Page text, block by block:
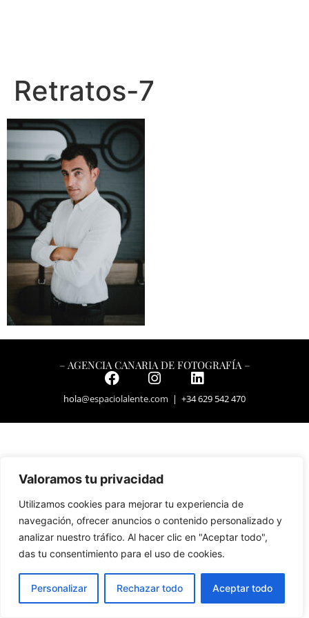
Valoramos tu privacidad
Utilizamos cookies para mejorar tu experiencia de
navegación, ofrecer anuncios o contenido personalizado y
analizar nuestro tráfico. Al hacer clic en "Aceptar todo",
das tu consentimiento para el uso de cookies.
Personalizar Rechazar todo Aceptar todo
Retratos-7
– AGENCIA CANARIA DE FOTOGRAFÍA –
hola@espaciolalente.com | +34 629 542 470